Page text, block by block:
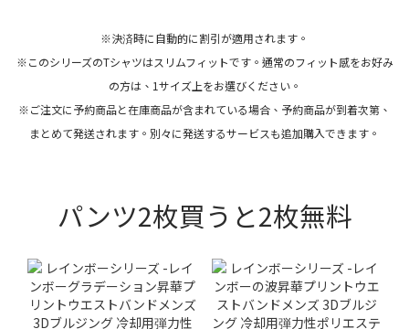
※決済時に自動的に割引が適用されます。
※このシリーズのTシャツはスリムフィットです。通常のフィット感をお好み
の方は、1サイズ上をお選びください。
※ご注文に予約商品と在庫商品が含まれている場合、予約商品が到着次第、
まとめて発送されます。別々に発送するサービスも追加購入できます。
パンツ2枚買うと2枚無料